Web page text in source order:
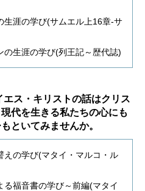
生涯の学び(サムエル上16章-サ
の生涯の学び(列王記～歴代誌)
ス・キリストの話はクリス
代を生きる私たちの心にも
といてみませんか。
えの学び(マタイ・マルコ・ル
る福音書の学び～前編(マタイ